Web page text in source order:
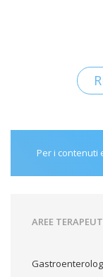
Per i contenuti
AREE